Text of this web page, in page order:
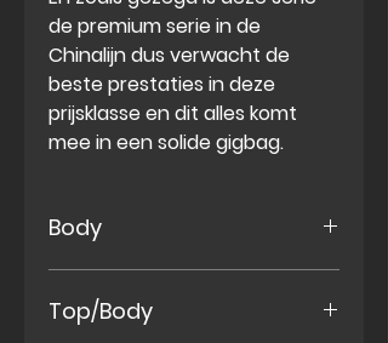
de premium serie in de
Chinalijn dus verwacht de
beste prestaties in deze
prijsklasse en dit alles komt
mee in een solide gigbag.
Body
Top/Body